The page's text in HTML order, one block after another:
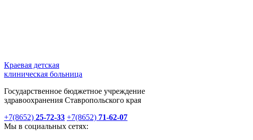
Краевая детская
клиническая больница
Государственное бюджетное учреждение
здравоохранения Ставропольского края
+7(8652) 25-72-33 +7(8652) 71-62-07
Мы в социальных сетях: